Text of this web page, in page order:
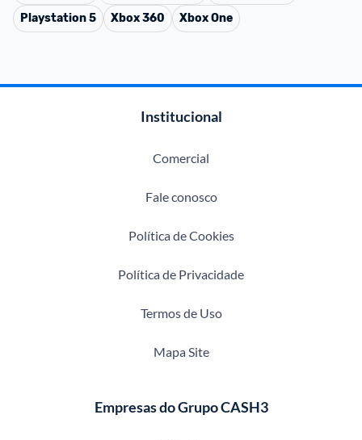
Playstation 5
Xbox 360 Xbox One
Institucional
Comercial
Fale conosco
Política de Cookies
Política de Privacidade
Termos de Uso
Mapa Site
Empresas do Grupo CASH3